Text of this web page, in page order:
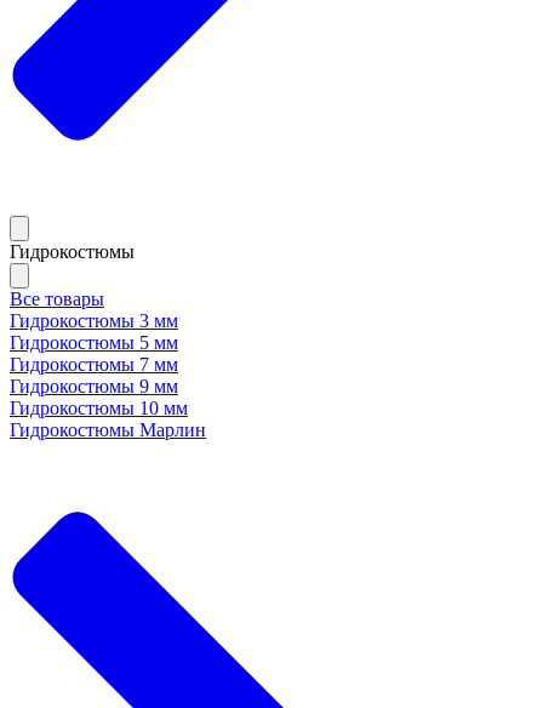
Гидрокостюмы
Все товары
Гидрокостюмы 3 мм
Гидрокостюмы 5 мм
Гидрокостюмы 7 мм
Гидрокостюмы 9 мм
Гидрокостюмы 10 мм
Гидрокостюмы Марлин